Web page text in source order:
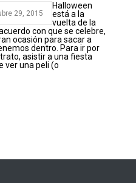
29, 2015
Halloween
está a la
vuelta de la
con que se celebre,
ocasión para sacar a
dentro. Para ir por
asistir a una fiesta
ver una peli (o